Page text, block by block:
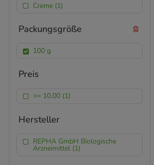
Creme (1)
Packungsgröße
100 g
Preis
>= 10.00 (1)
Hersteller
REPHA GmbH Biologische
Arzneimittel (1)